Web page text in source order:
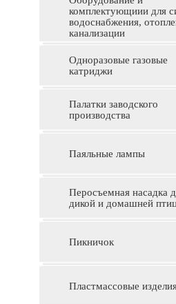
комплектующиии для
водоснабжения,
канализации
Одноразовые газовые
катриджи
Палатки заводского
производства
Паяльные лампы
Перосъемная насадка
дикой и домашней
Пикничок
Пластмассовые